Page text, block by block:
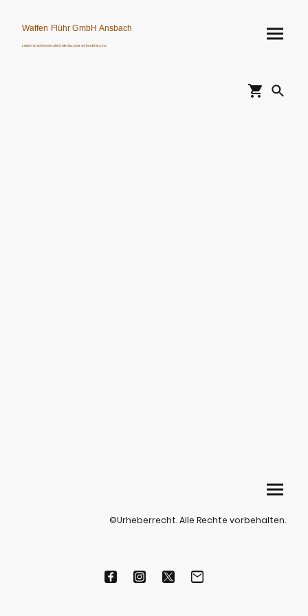
Waffen Flühr GmbH Ansbach
Leider ist nicht immer alles lieferbar, aber wir bemühen uns.
©Urheberrecht. Alle Rechte vorbehalten.